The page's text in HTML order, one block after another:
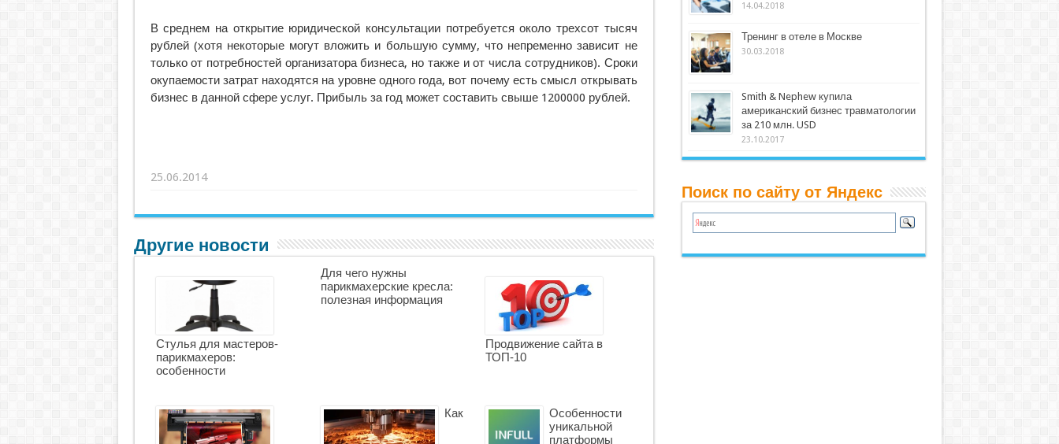
В среднем на открытие юридической консультации потребуется около трехсот тысяч
рублей (хотя некоторые могут вложить и большую сумму, что непременно зависит не
только от потребностей организатора бизнеса, но также и от числа сотрудников). Сроки
окупаемости затрат находятся на уровне одного года, вот почему есть смысл открывать
бизнес в данной сфере услуг. Прибыль за год может составить свыше 1200000 рублей.
25.06.2014
Другие новости
Стулья для мастеров-
парикмахеров:
особенности
Для чего нужны
парикмахерские кресла:
полезная информация
Продвижение сайта в
ТОП-10
Как
Особенности
уникальной
платформы
14.04.2018
Тренинг в отеле в Москве
30.03.2018
Smith & Nephew купила
американский бизнес травматологии
за 210 млн. USD
23.10.2017
Поиск по сайту от Яндекс